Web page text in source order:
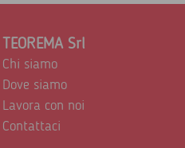
TEOREMA Srl
Chi siamo
Dove siamo
Lavora con noi
Contattaci